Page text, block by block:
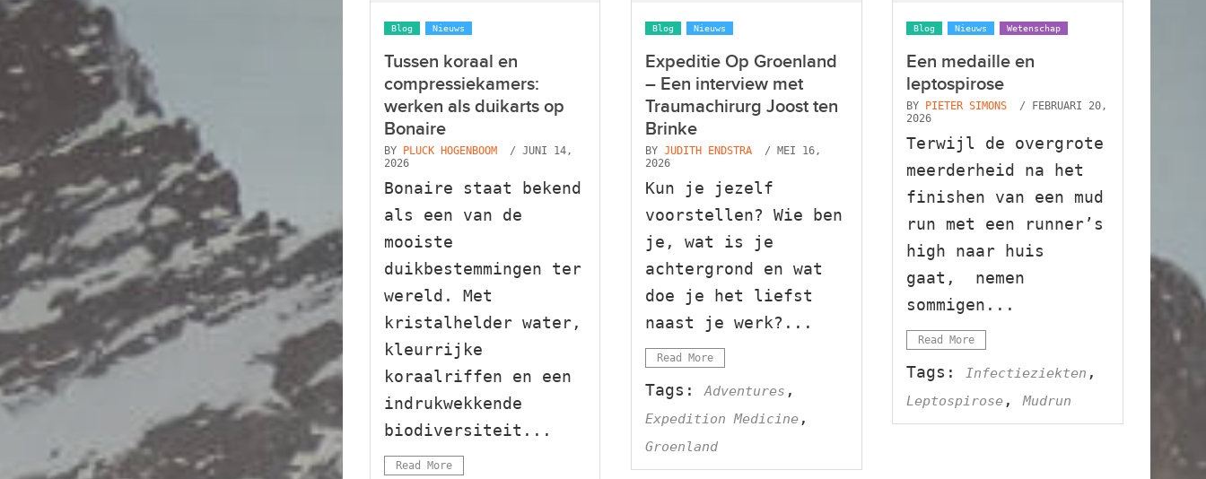
Blog Nieuws
Tussen koraal en
compressiekamers:
werken als duikarts op
Bonaire
BY PLUCK HOGENBOOM
/ JUNI 14,
2026
Bonaire staat bekend
als een van de
mooiste
duikbestemmingen ter
wereld. Met
kristalhelder water,
kleurrijke
koraalriffen en een
indrukwekkende
biodiversiteit...
Read More
Blog Nieuws
Expeditie Op Groenland
– Een interview met
Traumachirurg Joost ten
Brinke
BYJUDITH ENDSTRA
/ MEI 16,
2026
Kun je jezelf
voorstellen? Wie ben
je, wat is je
achtergrond en wat
doe je het liefst
naast je werk?...
Read More
Tags:Adventures ,
Expedition Medicine ,
Groenland
Blog Nieuws Wetenschap
Een medaille en
leptospirose
BY PIETER SIMONS
/ FEBRUARI 20,
2026
Terwijl de overgrote
meerderheid na het
finishen van een mud
run met een runner’s
high naar huis
gaat, nemen
sommigen...
Read More
Tags: Infectieziekten ,
Leptospirose ,Mudrun